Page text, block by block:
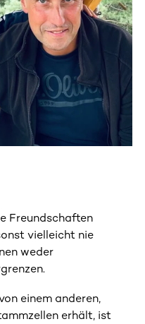
Freundschaften
vielleicht nie
weder
einem anderen,
erhält, ist